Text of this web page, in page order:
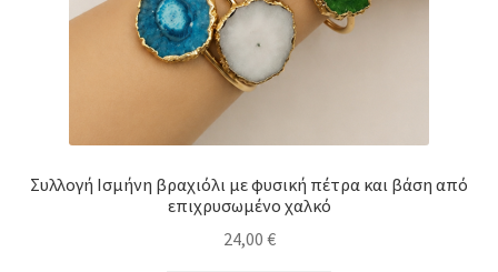
Συλλογή Ισμήνη βραχιόλι με φυσική πέτρα και βάση από
επιχρυσωμένο χαλκό
24,00 €